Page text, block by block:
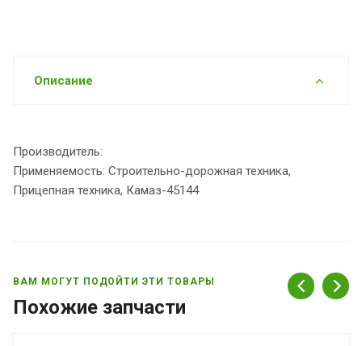
Описание
Производитель:
Применяемость: Строительно-дорожная техника,
Прицепная техника, Камаз-45144
ВАМ МОГУТ ПОДОЙТИ ЭТИ ТОВАРЫ
Похожие запчасти